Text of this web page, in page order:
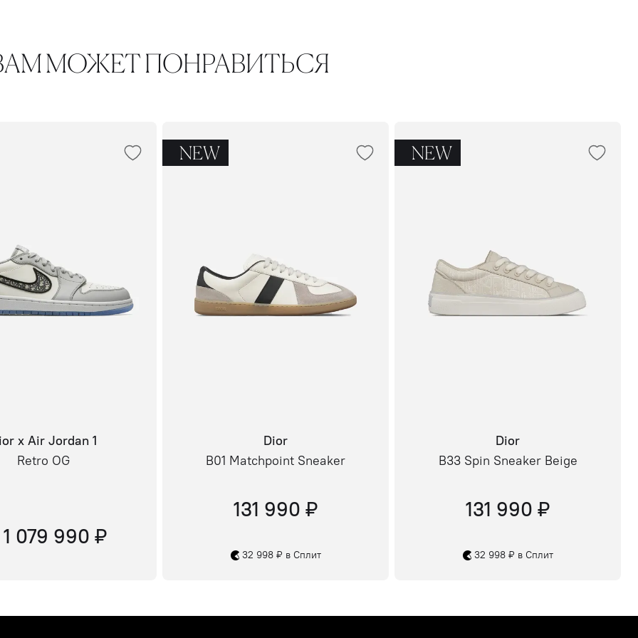
МОЖЕТ ПОНРАВИТЬСЯ
x Air Jordan 1
Retro OG
1 079 990 ₽
NEW
Dior
B01 Matchpoint Sneaker
131 990 ₽
32 998 ₽ в Сплит
NEW
Dior
B33 Spin Sneaker Beige
131 990 ₽
32 998 ₽ в Сплит